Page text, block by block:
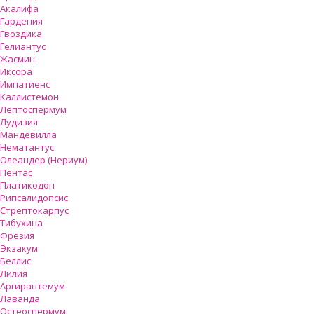
Акалифа
Гардения
Гвоздика
Гелиантус
Жасмин
Иксора
Импатиенс
Каллистемон
Лептоспермум
Лудизия
Мандевилла
Нематантус
Олеандер (Нериум)
Пентас
Платикодон
Рипсалидопсис
Стрептокарпус
Тибухина
Фрезия
Экзакум
Беллис
Лилия
Аргирантемум
Лаванда
Остеоспермум